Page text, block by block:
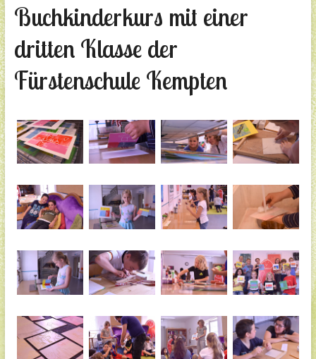
Buchkinderkurs mit einer
dritten Klasse der
Fürstenschule Kempten